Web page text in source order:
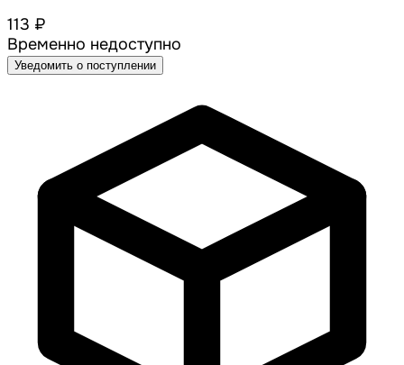
113 ₽
Временно недоступно
Уведомить о поступлении